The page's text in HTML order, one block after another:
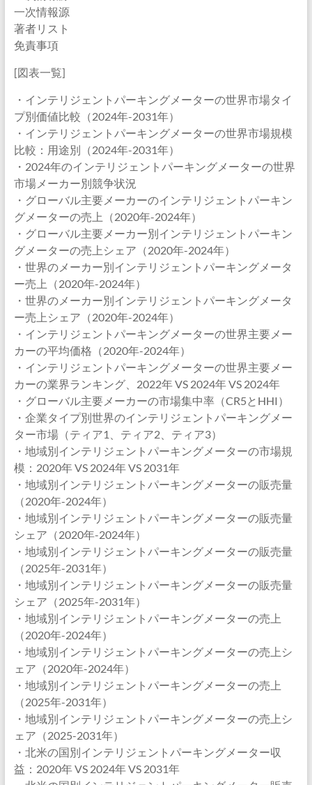
一次情報源
著者リスト
免責事項
[図表一覧]
・インテリジェントパーキングメーターの世界市場タイ
プ別価値比較（2024年-2031年）
・インテリジェントパーキングメーターの世界市場規模
比較：用途別（2024年-2031年）
・2024年のインテリジェントパーキングメーターの世界
市場メーカー別競争状況
・グローバル主要メーカーのインテリジェントパーキン
グメーターの売上（2020年-2024年）
・グローバル主要メーカー別インテリジェントパーキン
グメーターの売上シェア（2020年-2024年）
・世界のメーカー別インテリジェントパーキングメータ
ー売上（2020年-2024年）
・世界のメーカー別インテリジェントパーキングメータ
ー売上シェア（2020年-2024年）
・インテリジェントパーキングメーターの世界主要メー
カーの平均価格（2020年-2024年）
・インテリジェントパーキングメーターの世界主要メー
カーの業界ランキング、2022年 VS 2024年 VS 2024年
・グローバル主要メーカーの市場集中率（CR5とHHI）
・企業タイプ別世界のインテリジェントパーキングメー
ター市場（ティア1、ティア2、ティア3）
・地域別インテリジェントパーキングメーターの市場規
模：2020年 VS 2024年 VS 2031年
・地域別インテリジェントパーキングメーターの販売量
（2020年-2024年）
・地域別インテリジェントパーキングメーターの販売量
シェア（2020年-2024年）
・地域別インテリジェントパーキングメーターの販売量
（2025年-2031年）
・地域別インテリジェントパーキングメーターの販売量
シェア（2025年-2031年）
・地域別インテリジェントパーキングメーターの売上
（2020年-2024年）
・地域別インテリジェントパーキングメーターの売上シ
ェア（2020年-2024年）
・地域別インテリジェントパーキングメーターの売上
（2025年-2031年）
・地域別インテリジェントパーキングメーターの売上シ
ェア（2025-2031年）
・北米の国別インテリジェントパーキングメーター収
益：2020年 VS 2024年 VS 2031年